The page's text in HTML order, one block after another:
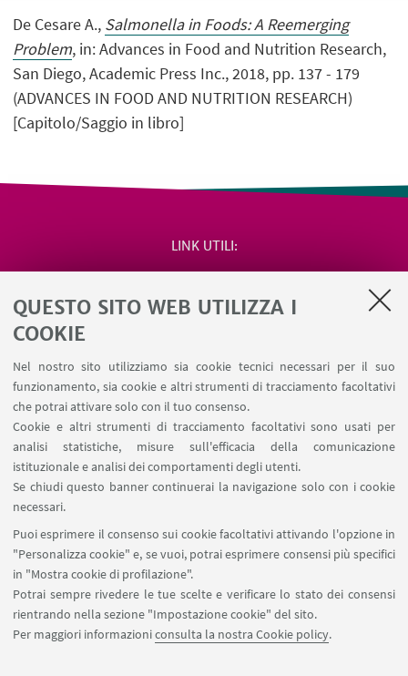
QUESTO SITO WEB UTILIZZA I
COOKIE
Nel nostro sito utilizziamo sia cookie tecnici necessari per il suo
funzionamento, sia cookie e altri strumenti di tracciamento facoltativi
che potrai attivare solo con il tuo consenso.
Cookie e altri strumenti di tracciamento facoltativi sono usati per
analisi statistiche, misure sull'efficacia della comunicazione
istituzionale e analisi dei comportamenti degli utenti.
Se chiudi questo banner continuerai la navigazione solo con i cookie
necessari.
Puoi esprimere il consenso sui cookie facoltativi attivando l'opzione in
"Personalizza cookie" e, se vuoi, potrai esprimere consensi più specifici
in "Mostra cookie di profilazione".
Potrai sempre rivedere le tue scelte e verificare lo stato dei consensi
rientrando nella sezione "Impostazione cookie" del sito.
Per maggiori informazioniconsulta la nostra Cookie policy.
De Cesare A., Salmonella in Foods: A Reemerging
Problem, in: Advances in Food and Nutrition Research,
San Diego, Academic Press Inc., 2018, pp. 137 - 179
(ADVANCES IN FOOD AND NUTRITION RESEARCH)
[Capitolo/Saggio in libro]
LINK UTILI
Salute e sicurezza
Missioni web
Ministero della Salute – EFSA Focal Point
SEGUI IL DIPARTIMENTO SU:
SEGUI UNIBO SU:
APP: